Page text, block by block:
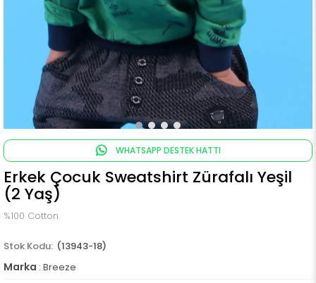
WHATSAPP DESTEK HATTI
Erkek Çocuk Sweatshirt Zürafalı Yeşil
(2 Yaş)
%100 Cotton
(13943-18)
Marka : Breeze